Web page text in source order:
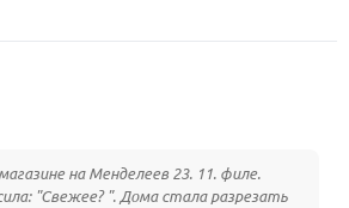
на Менделеев 23. 11. филе.
"Свежее? ". Дома стала разрезать